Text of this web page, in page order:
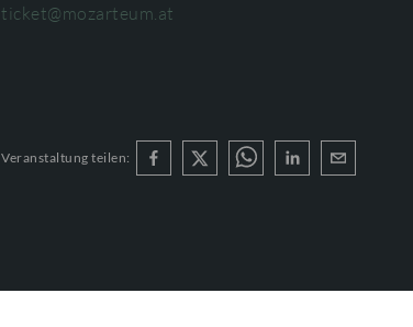
ticket@mozarteum.at
Veranstaltung teilen: